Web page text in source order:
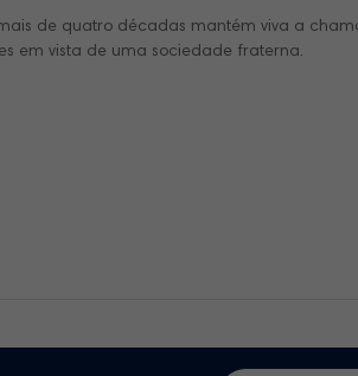
de quatro décadas mantém viva a
em vista de uma sociedade fraterna.